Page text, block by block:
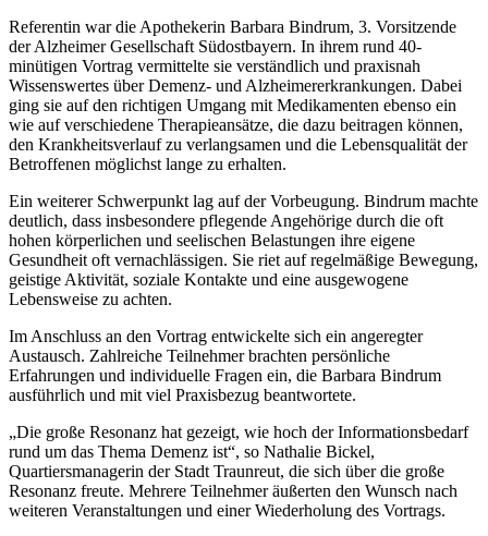
Referentin war die Apothekerin Barbara Bindrum, 3. Vorsitzende
der Alzheimer Gesellschaft Südostbayern. In ihrem rund 40-
minütigen Vortrag vermittelte sie verständlich und praxisnah
Wissenswertes über Demenz- und Alzheimererkrankungen. Dabei
ging sie auf den richtigen Umgang mit Medikamenten ebenso ein
wie auf verschiedene Therapieansätze, die dazu beitragen können,
den Krankheitsverlauf zu verlangsamen und die Lebensqualität der
Betroffenen möglichst lange zu erhalten.
Ein weiterer Schwerpunkt lag auf der Vorbeugung. Bindrum machte
deutlich, dass insbesondere pflegende Angehörige durch die oft
hohen körperlichen und seelischen Belastungen ihre eigene
Gesundheit oft vernachlässigen. Sie riet auf regelmäßige Bewegung,
geistige Aktivität, soziale Kontakte und eine ausgewogene
Lebensweise zu achten.
Im Anschluss an den Vortrag entwickelte sich ein angeregter
Austausch. Zahlreiche Teilnehmer brachten persönliche
Erfahrungen und individuelle Fragen ein, die Barbara Bindrum
ausführlich und mit viel Praxisbezug beantwortete.
„Die große Resonanz hat gezeigt, wie hoch der Informationsbedarf
rund um das Thema Demenz ist“, so Nathalie Bickel,
Quartiersmanagerin der Stadt Traunreut, die sich über die große
Resonanz freute. Mehrere Teilnehmer äußerten den Wunsch nach
weiteren Veranstaltungen und einer Wiederholung des Vortrags.